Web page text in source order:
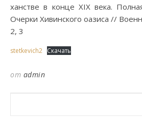
ханстве в конце XIX века.
Очерки Хивинского оазиса //
2, 3
stetkevich2 Скачать
от admin